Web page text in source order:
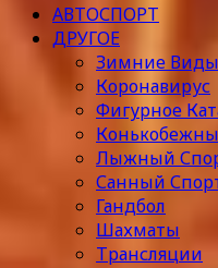
АВТОСПОРТ
ДРУГОЕ
Зимние
Коронавирус
Фигурное
Лыжный
Санный
Гандбол
Шахматы
Трансляции